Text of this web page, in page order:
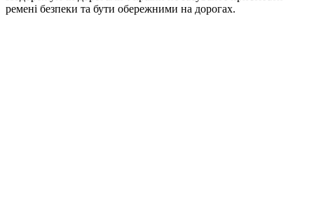
ремені безпеки та бути обережними на дорогах.